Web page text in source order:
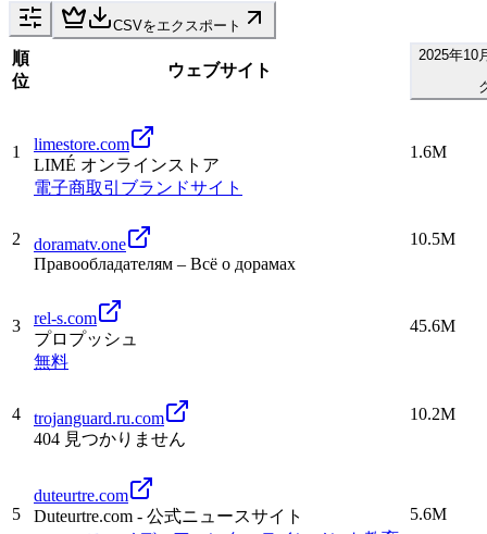
CSVをエクスポート
順
位
ウェブサイト
2025年10
1
limestore.com
LIMÉ オンラインストア
電子商取引 ブランドサイト
1.6M
2
doramatv.one
Правообладателям – Всё о дорамах
10.5M
3
rel-s.com
プロプッシュ
無料
45.6M
4
trojanguard.ru.com
404 見つかりません
10.2M
5
duteurtre.com
Duteurtre.com - 公式ニュースサイト
5.6M